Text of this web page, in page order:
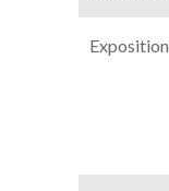
Exposition